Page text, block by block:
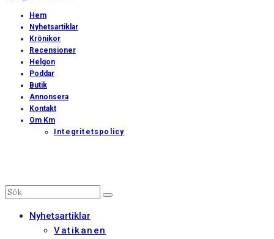
Hem
Nyhetsartiklar
Krönikor
Recensioner
Helgon
Poddar
Butik
Annonsera
Kontakt
Om Km
Integritetspolicy
Nyhetsartiklar
Vatikanen